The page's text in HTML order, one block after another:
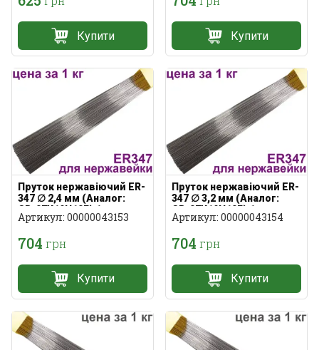
Купити Купити
Пруток нержавіючий ER-
347 ∅ 2,4 мм (Аналог:
СВ-07Х19Н10Б) 1 кг
Артикул: 00000043153
704 грн
Купити
Пруток нержавіючий ER-
347 ∅ 3,2 мм (Аналог:
СВ-07Х19Н10Б) 1 кг
Артикул: 00000043154
704 грн
Купити